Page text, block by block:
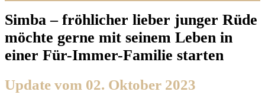
Simba – fröhlicher lieber junger Rüde
möchte gerne mit seinem Leben in
einer Für-Immer-Familie starten
Update vom 02. Oktober 2023